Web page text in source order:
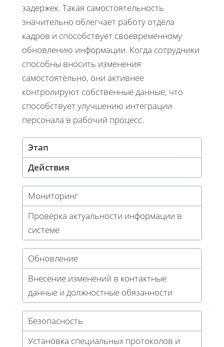
задержек. Такая самостоятельность
значительно облегчает работу отдела
кадров и способствует своевременному
обновлению информации. Когда сотрудники
способны вносить изменения
самостоятельно, они активнее
контролируют собственные данные, что
способствует улучшению интеграции
персонала в рабочий процесс.
Этап
Действия
Мониторинг
Проверка актуальности информации в
системе
Обновление
Внесение изменений в контактные
данные и должностные обязанности
Безопасность
Установка специальных протоколов и